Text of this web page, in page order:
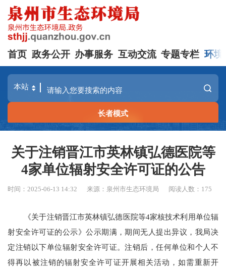
首页 政务公开 办事服务 互动交流 专题专栏 环境
长者模式
关于注销晋江市英林镇弘德医院等
4家单位辐射安全许可证的公告
时间：2025-06-13 14:32 来源：泉州市生态环境局 阅读人数： 175
《关于注销晋江市英林镇弘德医院等4家核技术利用单位辐
射安全许可证的公示》公示期满，期间无人提出异议，我局决
定注销以下单位辐射安全许可证。注销后，任何单位和个人不
得再以被注销的辐射安全许可证开展相关活动，如需重新开